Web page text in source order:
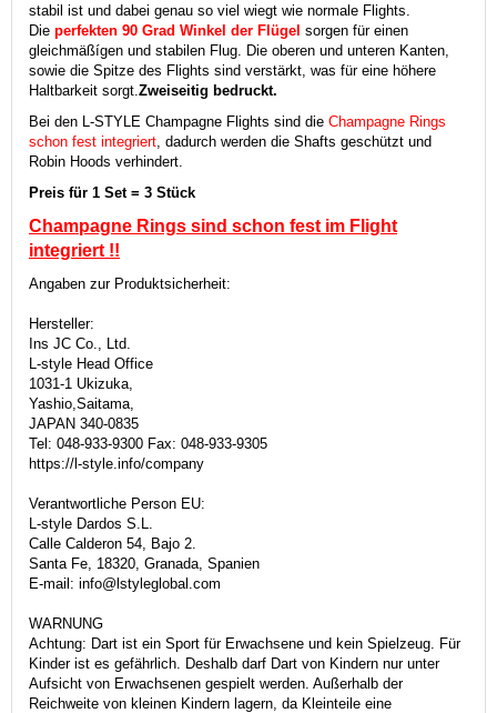
stabil ist und dabei genau so viel wiegt wie normale Flights.
Die perfekten 90 Grad Winkel der Flügel sorgen für einen
gleichmäßígen und stabilen Flug. Die oberen und unteren Kanten,
sowie die Spitze des Flights sind verstärkt, was für eine höhere
Haltbarkeit sorgt. Zweiseitig bedruckt.
Bei den L-STYLE Champagne Flights sind die Champagne Rings
schon fest integriert , dadurch werden die Shafts geschützt und
Robin Hoods verhindert.
Preis für 1 Set = 3 Stück
Champagne Rings sind schon fest im Flight
integriert !!
Angaben zur Produktsicherheit:
Hersteller:
Ins JC Co., Ltd.
L-style Head Office
1031-1 Ukizuka,
Yashio,Saitama,
JAPAN 340-0835
Tel: 048-933-9300 Fax: 048-933-9305
https://l-style.info/company
Verantwortliche Person EU:
L-style Dardos S.L.
Calle Calderon 54, Bajo 2.
Santa Fe, 18320, Granada, Spanien
E-mail: info@lstyleglobal.com
WARNUNG
Achtung: Dart ist ein Sport für Erwachsene und kein Spielzeug. Für
Kinder ist es gefährlich. Deshalb darf Dart von Kindern nur unter
Aufsicht von Erwachsenen gespielt werden. Außerhalb der
Reichweite von kleinen Kindern lagern, da Kleinteile eine